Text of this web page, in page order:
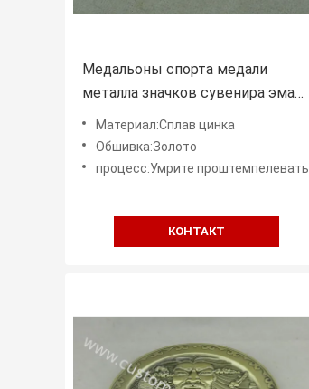
Медальоны спорта медали
металла значков сувенира эмали
металла мягкие умирают
проштемпелевать
Материал:Сплав цинка
Обшивка:Золото
процесс:Умрите проштемпелевать
КОНТАКТ